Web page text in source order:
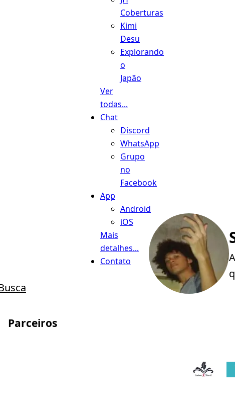
Coberturas
Kimi
Desu
Explorando
o
Japão
Ver
todas...
Chat
Discord
WhatsApp
Grupo
no
Facebook
App
Android
iOS
Mais
detalhes...
Contato
Parceiros